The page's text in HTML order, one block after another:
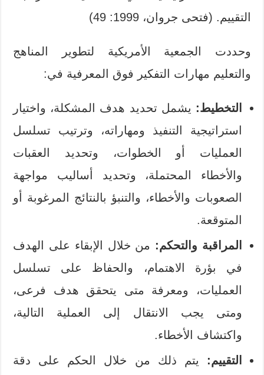
التقييم. (فتحى جروان، 1999: 49)
وحددت الجمعية الأمريكية لتطوير المناهج
والتعليم مهارات التفكير فوق المعرفية في:
التخطيط: يشمل تحديد هدف المشكلة، واختيار
استراتيجية التنفيذ ومهاراته، وترتيب تسلسل
العمليات أو الخطوات، وتحديد العقبات
والأخطاء المحتملة، وتحديد أساليب مواجهة
الصعوبات والأخطاء، والتنبؤ بالنتائج المرغوبة أو
المتوقعة.
المراقبة والتحكم: من خلال الإبقاء على الهدف
في بؤرة الاهتمام، والحفاظ على تسلسل
العمليات، ومعرفة متى يتحقق هدف فرعى،
ومتى يجب الانتقال إلى العملية التالية،
واكتشاف الأخطاء.
التقييم:
يتم ذلك من خلال الحكم على دقة